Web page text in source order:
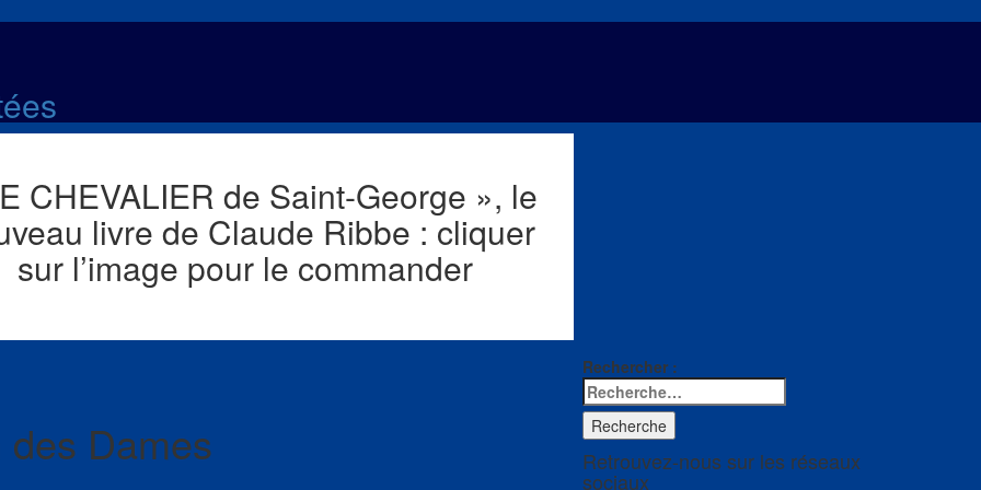
CHEVALIER de Saint-George », le
livre de Claude Ribbe : cliquer
sur l’image pour le commander
des Dames
Rechercher :
Recherche
Retrouvez-nous sur les réseaux
sociaux